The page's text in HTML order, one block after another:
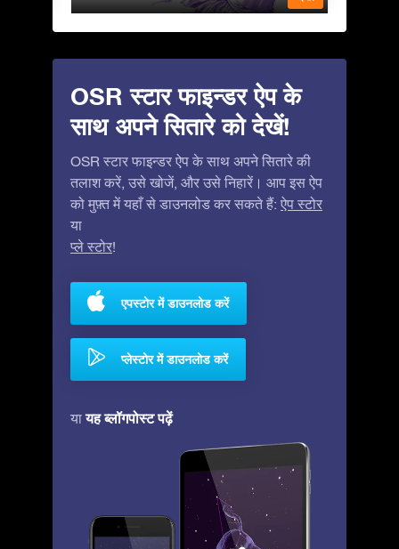
OSR स्टार फाइन्डर ऐप के
साथ अपने सितारे को देखें!
OSR स्टार फाइन्डर ऐप के साथ अपने सितारे की
तलाश करें, उसे खोजें, और उसे निहारें। आप इस ऐप
को मुफ़्त में यहाँ से डाउनलोड कर सकते हैं: ऐप स्टोर
या
प्ले स्टोर!
एपस्टोर में डाउनलोड करें
प्लेस्टोर में डाउनलोड करें
यायह ब्लॉगपोस्ट पढ़ें